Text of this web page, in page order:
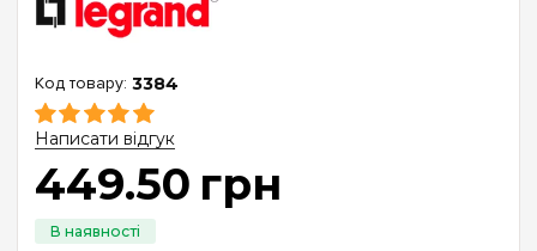
3384
Написати відгук
449.50 грн